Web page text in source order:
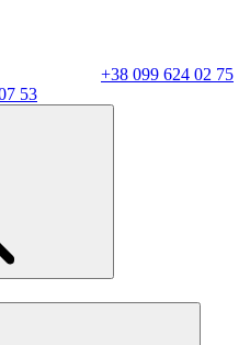
+38 099 624 02 75
53